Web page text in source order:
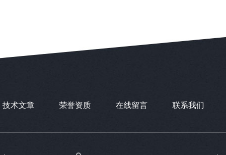
技术文章 荣誉资质 在线留言 联系我们